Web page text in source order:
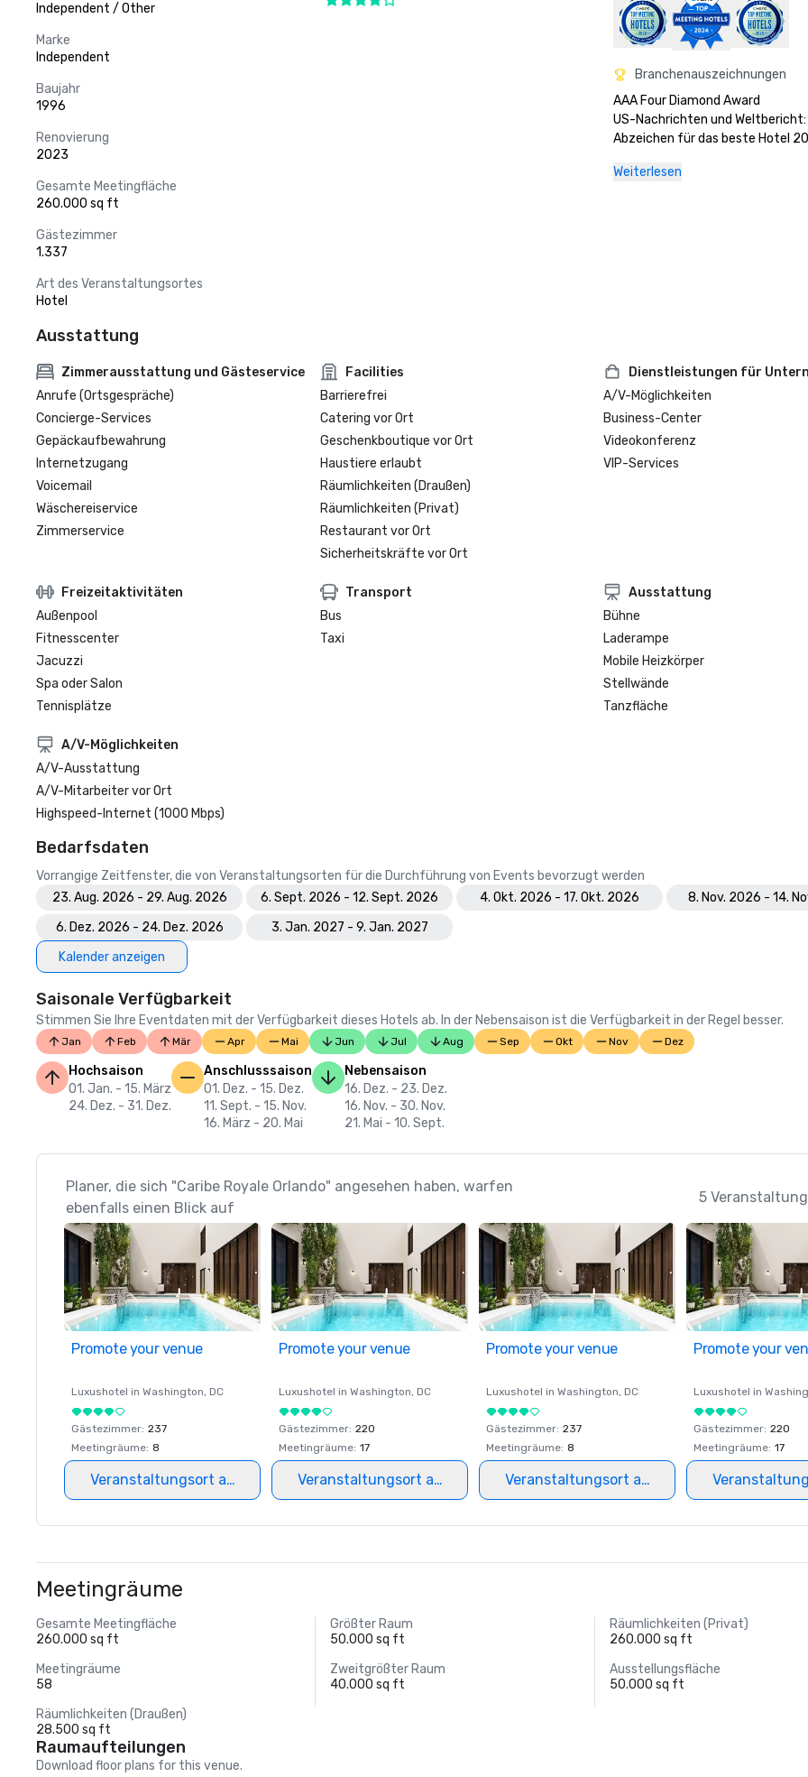
Independent / Other
Marke
Independent
Baujahr
1996
Renovierung
2023
Gesamte Meetingfläche
260.000 sq ft
Gästezimmer
1.337
Art des Veranstaltungsortes
Hotel
Branchenauszeichnungen
AAA Four Diamond Award
US-Nachrichten und Weltbericht:
Abzeichen für das beste Hotel
2024
Weiterlesen
Ausstattung
Zimmerausstattung und Gästeservice
Anrufe (Ortsgespräche)
Concierge-Services
Gepäckaufbewahrung
Internetzugang
Voicemail
Wäschereiservice
Zimmerservice
Facilities
Barrierefrei
Catering vor Ort
Geschenkboutique vor Ort
Haustiere erlaubt
Räumlichkeiten (Draußen)
Räumlichkeiten (Privat)
Restaurant vor Ort
Sicherheitskräfte vor Ort
Dienstleistungen für
A/V-Möglichkeiten
Business-Center
Videokonferenz
VIP-Services
Freizeitaktivitäten
Außenpool
Fitnesscenter
Jacuzzi
Spa oder Salon
Tennisplätze
Transport
Bus
Taxi
Ausstattung
Bühne
Laderampe
Mobile Heizkörper
Stellwände
Tanzfläche
A/V-Möglichkeiten
A/V-Ausstattung
A/V-Mitarbeiter vor Ort
Highspeed-Internet (1000 Mbps)
Bedarfsdaten
Vorrangige Zeitfenster, die von Veranstaltungsorten für die Durchführung von Events bevorzugt werden
23. Aug. 2026 - 29. Aug. 2026
6. Sept. 2026 - 12. Sept. 2026 4. Okt. 2026 - 17. Okt. 2026
8. Nov. 2026 - 14.
6. Dez. 2026 - 24. Dez. 2026
3. Jan. 2027 - 9. Jan. 2027
Kalender anzeigen
Saisonale Verfügbarkeit
Stimmen Sie Ihre Eventdaten mit der Verfügbarkeit dieses Hotels ab. In der Nebensaison ist die Verfügbarkeit in der Regel besser.
Jan Feb Mär Apr Mai Jun Jul Aug Sep Okt Nov Dez
Hochsaison
01. Jan. - 15. März
24. Dez. - 31. Dez.
Anschlusssaison
01. Dez. - 15. Dez.
11. Sept. - 15. Nov.
16. März - 20. Mai
Nebensaison
16. Dez. - 23. Dez.
16. Nov. - 30. Nov.
21. Mai - 10. Sept.
Planer, die sich "Caribe Royale Orlando" angesehen haben, warfen
ebenfalls einen Blick auf
5
Promote your venue
Luxushotel in Washington, DC
Gästezimmer: 237
Meetingräume: 8
Veranstaltungsort auswählen
Promote your venue
Luxushotel in Washington, DC
Gästezimmer: 220
Meetingräume: 17
Veranstaltungsort auswählen
Promote your venue
Luxushotel in Washington, DC
Gästezimmer: 237
Meetingräume: 8
Veranstaltungsort auswählen
Promote your
Luxushotel in
Gästezimmer: 220
Meetingräume: 17
Meetingräume
Gesamte Meetingfläche
260.000 sq ft
Größter Raum
50.000 sq ft
Räumlichkeiten (Privat)
260.000 sq ft
Meetingräume
58
Zweitgrößter Raum
40.000 sq ft
Ausstellungsfläche
50.000 sq ft
Räumlichkeiten (Draußen)
28.500 sq ft
Raumaufteilungen
Download floor plans for this venue.